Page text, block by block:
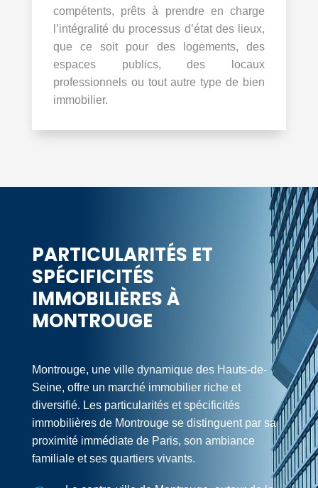
compétents, prêts à prendre en charge
l’intégralité du processus d’état des lieux,
que ce soit pour des logements, des
espaces publics, des locaux
professionnels ou tout autre type de bien
immobilier.
PARTICULARITÉS ET
SPÉCIFICITÉS
IMMOBILIÈRES À
MONTROUGE
Montrouge, une ville dynamique des Hauts-de-
Seine, offre un marché immobilier riche et
diversifié. Les particularités et spécificités
immobilières de Montrouge se distinguent par sa
proximité immédiate de Paris, son ambiance
familiale et ses quartiers vivants.